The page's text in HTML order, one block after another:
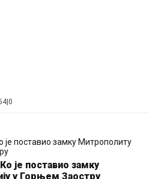
0
је поставио замку
у Горњем Заостру